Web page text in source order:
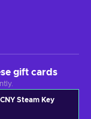
gift cards
Steam Key